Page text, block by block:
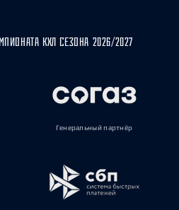
КХЛ СЕЗОНА 2026/2027
Генеральный партнёр